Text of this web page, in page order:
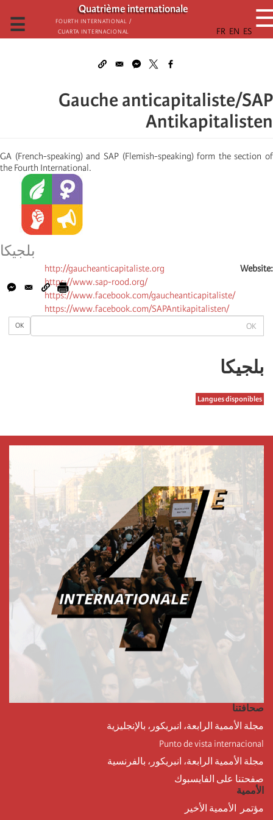
تجاوز
إلى
المحتوى
Quatrième internationale
Fourth International /
Cuarta Internacional
☰
OK
OK
بلجیكا
Langues disponibles
Gauche anticapitaliste/SAP
Antikapitalisten
GA (French-speaking) and SAP (Flemish-speaking) form the section of
the Fourth International.
بلجیكا
Website
http://gaucheanticapitaliste.org
https://www.sap-rood.org/
https://www.facebook.com/gaucheanticapitaliste/
https://www.facebook.com/SAPAntikapitalisten/
صحافتنا
مجلة الأممية الرابعة، انبريكور، بالإنجليزية
Punto de vista internacional
مجلة الأممية الرابعة، انبريكور، بالفرنسية
صفحتنا على الفايسبوك
الأممية
مؤتمر الأممية الأخير